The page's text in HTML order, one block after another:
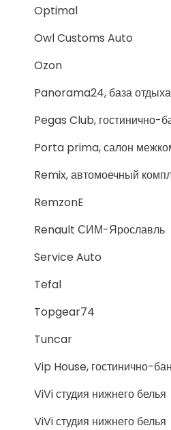
Optimal
Owl Customs Auto
Ozon
Panorama24, база отдыха
Pegas Club, гостинично-
Porta prima, салон
Remix, автомоечный
RemzonE
Renault СИМ-Ярославль
Service Auto
Tefal
Topgear74
Tuncar
Vip House, гостинично-
ViVi студия нижнего белья
ViVi студия нижнего белья